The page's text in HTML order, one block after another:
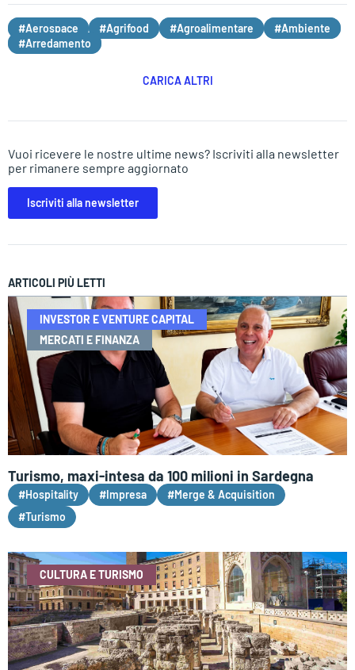
#Aerospace #Agrifood #Agroalimentare
#Ambiente
#Arredamento
CARICA ALTRI
Vuoi ricevere le nostre ultime news? Iscriviti alla newsletter
per rimanere sempre aggiornato
Iscriviti alla newsletter
ARTICOLI PIÙ LETTI
INVESTOR E VENTURE CAPITAL
MERCATI E FINANZA
Turismo, maxi-intesa da 100 milioni in Sardegna
#Hospitality #Impresa
#Merge & Acquisition
#Turismo
CULTURA E TURISMO